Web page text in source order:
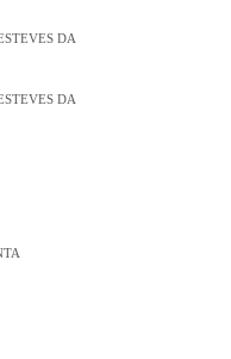
DA
DA